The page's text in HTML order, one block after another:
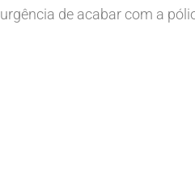
de acabar com a